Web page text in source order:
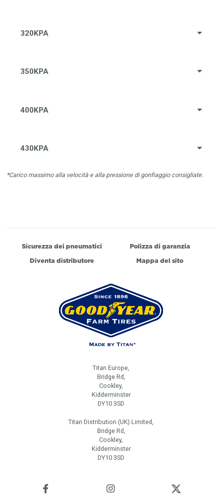
320KPA
350KPA
400KPA
430KPA
*Carico massimo alla velocità e alla pressione di gonfiaggio consigliate.
Sicurezza dei pneumatici
Polizza di garanzia
Diventa distributore
Mappa del sito
Titan Europe,
Bridge Rd,
Cookley,
Kidderminster
DY10 3SD
Titan Distribution (UK) Limited,
Bridge Rd,
Cookley,
Kidderminster
DY10 3SD